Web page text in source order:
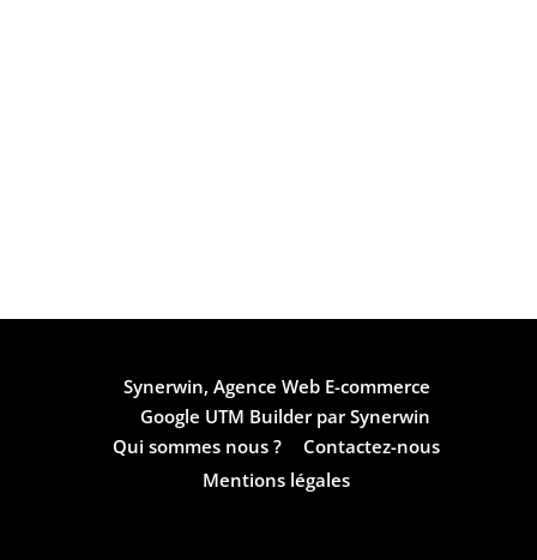
Synerwin, Agence Web E-commerce
Google UTM Builder par Synerwin
Qui sommes nous ?
Contactez-nous
Mentions légales